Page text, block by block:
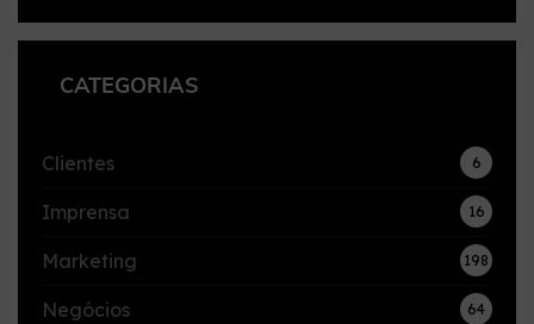
CATEGORIAS
Clientes 6
Imprensa 16
Marketing 198
Negócios 64